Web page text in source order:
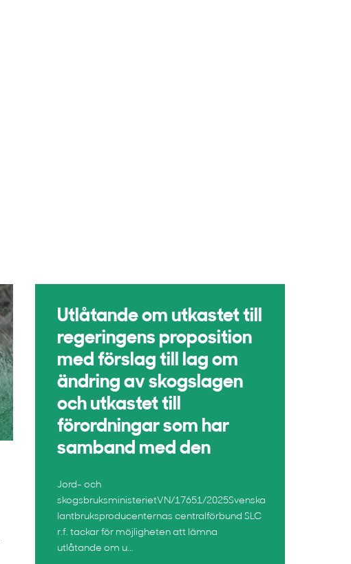
Utlåtande om utkastet till
regeringens proposition
med förslag till lag om
ändring av skogslagen
och utkastet till
förordningar som har
samband med den
Jord- och
skogsbruksministerietVN/17651/2025Svenska
lantbruksproducenternas centralförbund SLC
r.f. tackar för möjligheten att lämna
utlåtande om u...